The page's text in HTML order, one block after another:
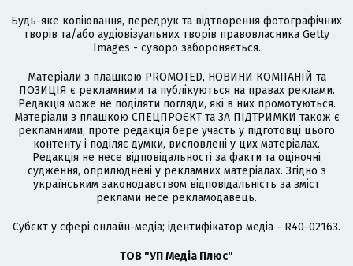
Будь-яке копіювання, передрук та відтворення фотографічних
творів та/або аудіовізуальних творів правовласника Getty
Images - суворо забороняється.
Матеріали з плашкою PROMOTED, НОВИНИ КОМПАНІЙ та
ПОЗИЦІЯ є рекламними та публікуються на правах реклами.
Редакція може не поділяти погляди, які в них промотуються.
Матеріали з плашкою СПЕЦПРОЄКТ та ЗА ПІДТРИМКИ також є
рекламними, проте редакція бере участь у підготовці цього
контенту і поділяє думки, висловлені у цих матеріалах.
Редакція не несе відповідальності за факти та оціночні
судження, оприлюднені у рекламних матеріалах. Згідно з
українським законодавством відповідальність за зміст
реклами несе рекламодавець.
Cубєкт у сфері онлайн-медіа; ідентифікатор медіа - R40-02163.
ТОВ "УП Медіа Плюс"